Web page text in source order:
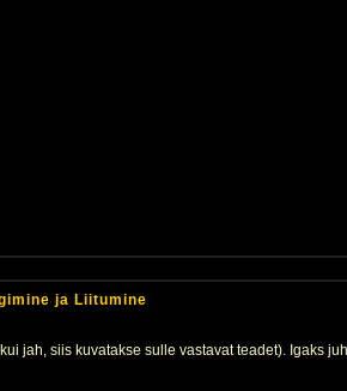
ja Liitumine
siis kuvatakse sulle vastavat teadet). Igaks